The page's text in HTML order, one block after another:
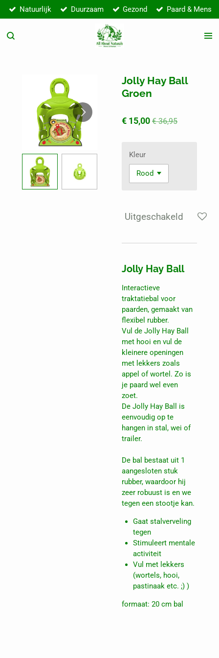
Ga
direct
naar
Natuurlijk Duurzaam Gezond Paard & Mens
Jolly Hay Ball
Groen
€ 15,00 € 36,95
Kleur
Uitgeschakeld
Jolly Hay Ball
Interactieve
traktatiebal voor
paarden, gemaakt van
flexibel rubber.
Vul de Jolly Hay Ball
met hooi en vul de
kleinere openingen
met lekkers zoals
appel of wortel. Zo is
je paard wel even
zoet.
De Jolly Hay Ball is
eenvoudig op te
hangen in stal, wei of
trailer.
De bal bestaat uit 1
aangesloten stuk
rubber, waardoor hij
zeer robuust is en we
tegen een stootje kan.
Gaat stalverveling
tegen
Stimuleert mentale
activiteit
Vul met lekkers
(wortels, hooi,
pastinaak etc. ;) )
formaat: 20 cm bal